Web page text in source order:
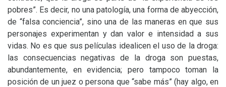
pobres”. Es decir, no una patología, una forma de abyección,
de “falsa conciencia”, sino una de las maneras en que sus
personajes experimentan y dan valor e intensidad a sus
vidas. No es que sus películas idealicen el uso de la droga:
las consecuencias negativas de la droga son puestas,
abundantemente, en evidencia; pero tampoco toman la
posición de un juez o persona que “sabe más” (hay algo, en